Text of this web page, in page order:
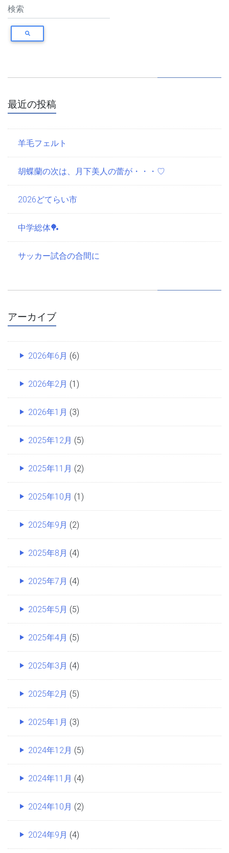
最近の投稿
羊毛フェルト
胡蝶蘭の次は、月下美人の蕾が・・・♡
2026どてらい市
中学総体🏓
サッカー試合の合間に
アーカイブ
2026年6月 (6)
2026年2月 (1)
2026年1月 (3)
2025年12月 (5)
2025年11月 (2)
2025年10月 (1)
2025年9月 (2)
2025年8月 (4)
2025年7月 (4)
2025年5月 (5)
2025年4月 (5)
2025年3月 (4)
2025年2月 (5)
2025年1月 (3)
2024年12月 (5)
2024年11月 (4)
2024年10月 (2)
2024年9月 (4)